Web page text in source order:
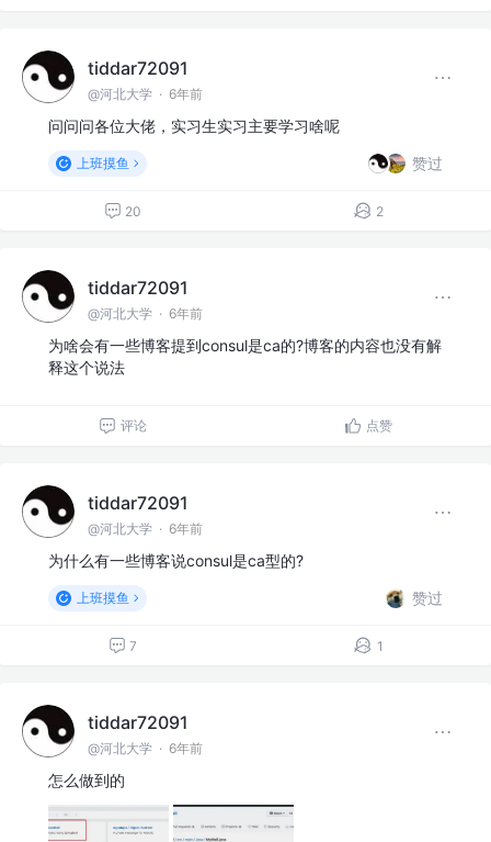
tiddar72091
@河北大学 · 6年前
问问问各位大佬，实习生实习主要学习啥呢
上班摸鱼 赞过
20 2
tiddar72091
@河北大学 · 6年前
为啥会有一些博客提到consul是ca的?博客的内容也没有解
释这个说法
评论 点赞
tiddar72091
@河北大学 · 6年前
为什么有一些博客说consul是ca型的?
上班摸鱼 赞过
7 1
tiddar72091
@河北大学 · 6年前
怎么做到的